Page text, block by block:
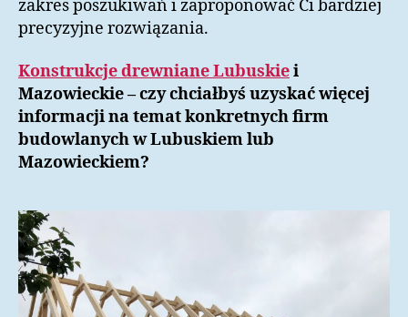
zakres poszukiwań i zaproponować Ci bardziej
precyzyjne rozwiązania.
Konstrukcje drewniane Lubuskiei
Mazowieckie – czy chciałbyś uzyskać więcej
informacji na temat konkretnych firm
budowlanych w Lubuskiem lub
Mazowieckiem?